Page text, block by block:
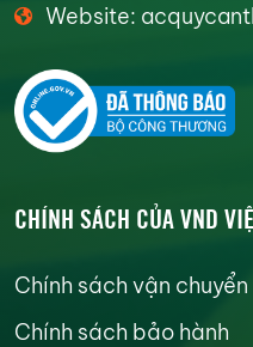
Website:
CHÍNH SÁCH CỦA VND
Chính sách vận chuyển
Chính sách bảo hành